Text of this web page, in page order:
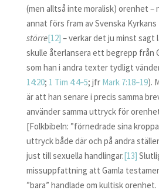
(men alltså inte moralisk) orenhet –
annat förs fram av Svenska Kyrkans
större[12] – verkar det ju minst sagt
skulle återlansera ett begrepp från
som han i andra texter tydligt
14:20; 1 Tim 4:4–5; jfr Mark 7:18–19).
är att han senare i precis samma
använder samma uttryck för
[Folkbibeln: ”förnedrade sina
uttryck både där och på andra
just till sexuella handlingar.[13]
missuppfattning att Gamla
”bara” handlade om kultisk